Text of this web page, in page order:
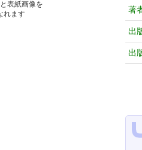
表紙画像を
れます
著
出
出